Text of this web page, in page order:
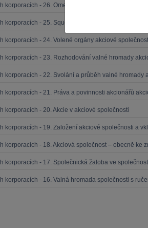
korporacích - 26. Omezení vnitroskupinových
korporacích - 25. Squeeze-out v akciové společnosti
korporacích - 24. Volené orgány akciové
korporacích - 23. Rozhodování valné hromady
korporacích - 22. Svolání a průběh valné hromady
korporacích - 21. Práva a povinnosti akcionářů
korporacích - 20. Akcie v akciové společnosti
korporacích - 19. Založení akciové společnosti a
korporacích - 18. Akciová společnost – obecně ke
korporacích - 17. Společnická žaloba ve
korporacích - 16. Valná hromada společnosti s